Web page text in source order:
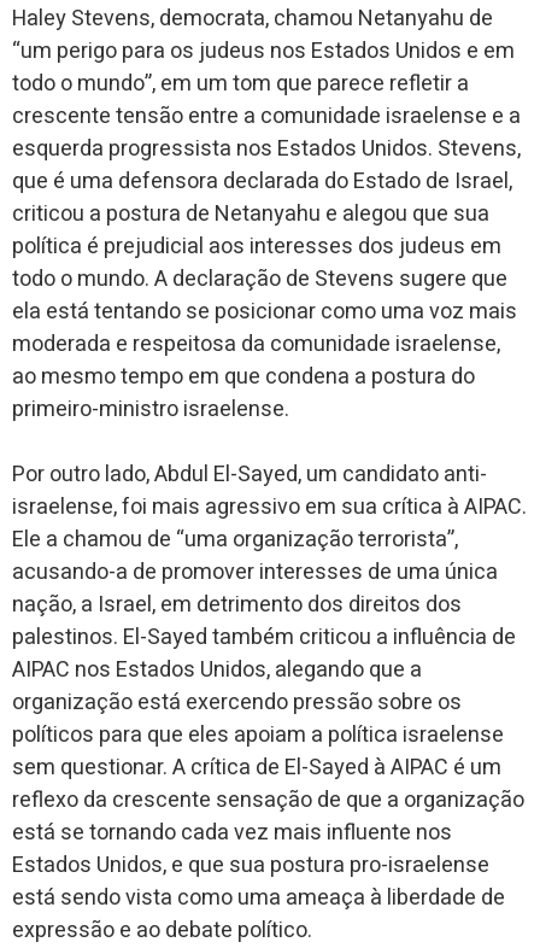
Haley Stevens, democrata, chamou Netanyahu de
“um perigo para os judeus nos Estados Unidos e em
todo o mundo”, em um tom que parece refletir a
crescente tensão entre a comunidade israelense e a
esquerda progressista nos Estados Unidos. Stevens,
que é uma defensora declarada do Estado de Israel,
criticou a postura de Netanyahu e alegou que sua
política é prejudicial aos interesses dos judeus em
todo o mundo. A declaração de Stevens sugere que
ela está tentando se posicionar como uma voz mais
moderada e respeitosa da comunidade israelense,
ao mesmo tempo em que condena a postura do
primeiro-ministro israelense.
Por outro lado, Abdul El-Sayed, um candidato anti-
israelense, foi mais agressivo em sua crítica à AIPAC.
Ele a chamou de “uma organização terrorista”,
acusando-a de promover interesses de uma única
nação, a Israel, em detrimento dos direitos dos
palestinos. El-Sayed também criticou a influência de
AIPAC nos Estados Unidos, alegando que a
organização está exercendo pressão sobre os
políticos para que eles apoiam a política israelense
sem questionar. A crítica de El-Sayed à AIPAC é um
reflexo da crescente sensação de que a organização
está se tornando cada vez mais influente nos
Estados Unidos, e que sua postura pro-israelense
está sendo vista como uma ameaça à liberdade de
expressão e ao debate político.